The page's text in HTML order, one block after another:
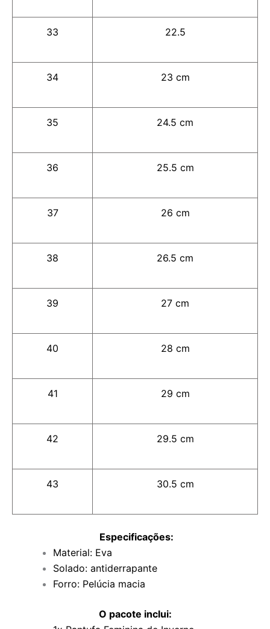
33 22.5
34 23 cm
35 24.5 cm
36 25.5 cm
37 26 cm
38 26.5 cm
39 27 cm
40 28 cm
41 29 cm
42 29.5 cm
43 30.5 cm
Especificações:
Material: Eva
Solado: antiderrapante
Forro: Pelúcia macia
O pacote inclui: